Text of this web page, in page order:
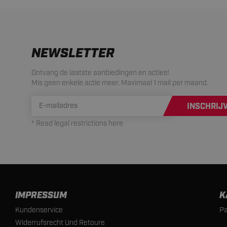
NEWSLETTER
Ontvang de laatste aanbiedingen en acties!
Mis geen enkele actie meer. Maximaal 1 mail per maand.
* Read legal restrictions here
IMPRESSUM
Kundenservice
Widerrufsrecht Und Retoure